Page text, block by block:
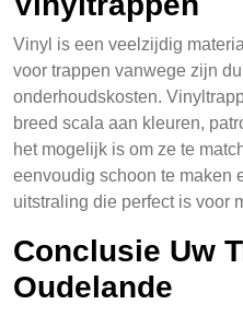
Vinyl is een veelzijdig
voor trappen vanwege zijn
onderhoudskosten.
breed scala aan kleuren,
het mogelijk is om ze te
eenvoudig schoon te maken
uitstraling die perfect is voor
Conclusie Uw
Oudelande